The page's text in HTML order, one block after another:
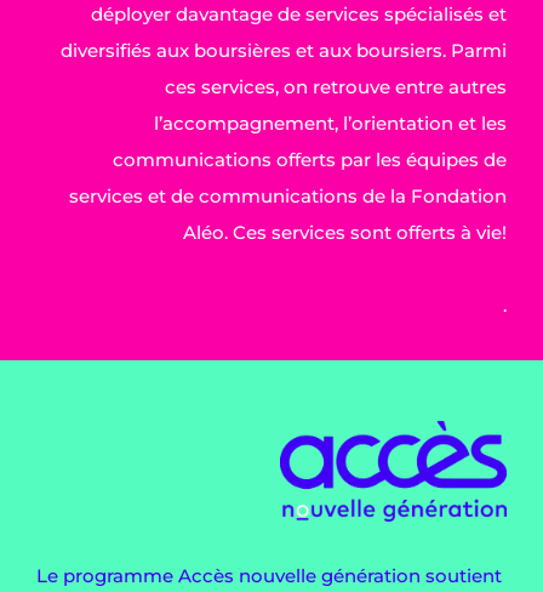
déployer davantage de services spécialisés et
diversifiés aux boursières et aux boursiers. Parmi
ces services, on retrouve entre autres
l’accompagnement, l’orientation et les
communications offerts par les équipes de
services et de communications de la Fondation
Aléo. Ces services sont offerts à vie!
.
Le programme Accès nouvelle génération soutient